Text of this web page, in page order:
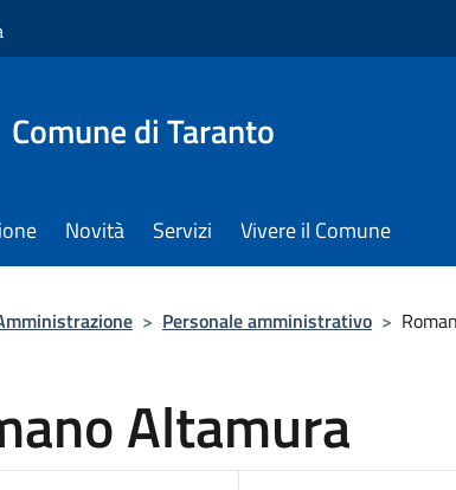
Comune di Taranto
Novità Servizi Vivere il Comune
> Personale amministrativo >
Altamura